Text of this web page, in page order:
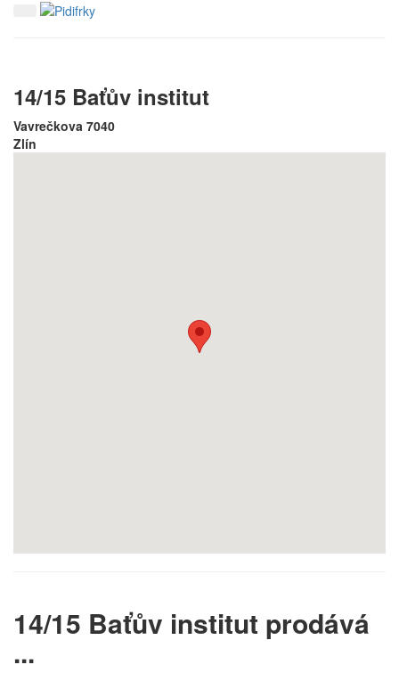
14/15 Baťův institut
Vavrečkova 7040
Zlín
14/15 Baťův institut prodává
...